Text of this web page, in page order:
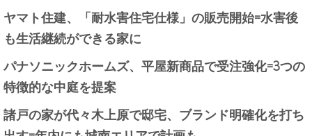
ヤマト住建、「耐水害住宅仕様」の販売開始=水害後
も生活継続ができる家に
パナソニックホームズ、平屋新商品で受注強化=3つの
特徴的な中庭を提案
諸戸の家が代々木上原で邸宅、ブランド明確化を打ち